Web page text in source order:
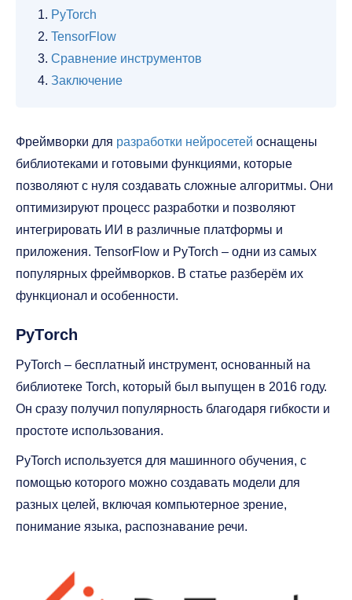
PyTorch
TensorFlow
Сравнение инструментов
Заключение
Фреймворки для разработки нейросетей оснащены
библиотеками и готовыми функциями, которые
позволяют с нуля создавать сложные алгоритмы. Они
оптимизируют процесс разработки и позволяют
интегрировать ИИ в различные платформы и
приложения. TensorFlow и PyTorch – одни из самых
популярных фреймворков. В статье разберём их
функционал и особенности.
PyTorch
PyTorch – бесплатный инструмент, основанный на
библиотеке Torch, который был выпущен в 2016 году.
Он сразу получил популярность благодаря гибкости и
простоте использования.
PyTorch используется для машинного обучения, с
помощью которого можно создавать модели для
разных целей, включая компьютерное зрение,
понимание языка, распознавание речи.